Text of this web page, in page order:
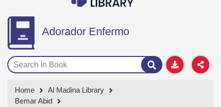
Adorador Enfermo
Home
Al Madina Library
Bemar Abid